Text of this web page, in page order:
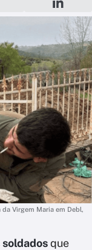
Virgem Maria em Debl,
que